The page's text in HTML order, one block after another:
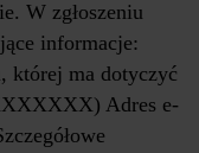
W zgłoszeniu
informacje:
której ma dotyczyć
Adres e-